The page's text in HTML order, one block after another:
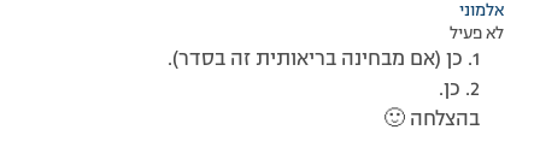
אלמוני
לא פעיל
1. כן (אם מבחינה בריאותית זה בסדר).
2. כן.
בהצלחה 🙂